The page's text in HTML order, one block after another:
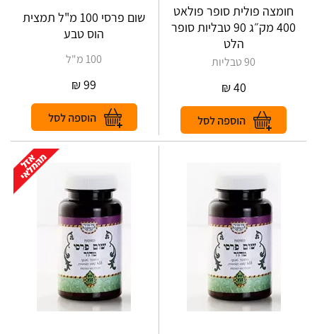
חומצה פולית סופר פולאט
400 מק״ג 90 טבליות סופר
הלט
90 טבליות
40
₪
שום פרסי 100 מ"ל תמצית
הוס טבע
100 מ"ל
99
₪